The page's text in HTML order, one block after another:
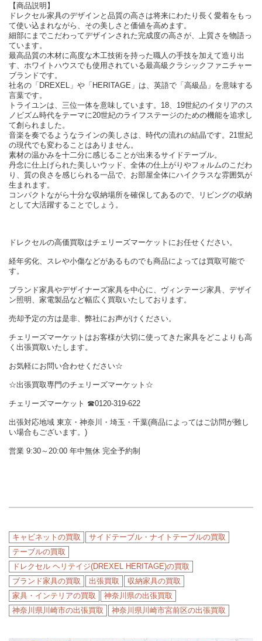
【商品説明】
ドレクセル家具のデザインと品質の高さは将来にわたり長く愛着をもっ
て使い込まれながら、その美しさと価値を高めます。
細部にまでこだわってデザインされた完成度の高さが、上質さを物語っ
ています。
最高品質の木材に高度な木工技術を持った職人の手技を加えて造り出
す、ホワイトハウスでも使用されている最高級クラシックファニチャー
ブランドです。
社名の「DREXEL」や「HERITAGE」は、英語で「高級品」を意味する
言葉です。
トライユンは、三位一体を意味しています。18、19世紀のイタリアのス
ノビズム時代をテーマに20世紀のライフステージのための機能を追求し
て創られました。
音楽を奏でるようなラインの美しさは、時代の流れの結晶です。21世紀
の現代でも変わることはありません。
素材の温かみを十二分に感じることが出来るサイドテーブル。
丹念に仕上げられた美しいウッド、全体の仕上がりやフォルムのこだわ
り、質の良さを感じられる一品で、お部屋全体にハイクラスな雰囲気が
生まれます。
コンパクトながら十分な収納場所を確保してあるので、リビングの収納
として大活躍することでしょう。
ドレクセルの高価買取はチェリーズマーケットにお任せください。
経年劣化、スレや小傷などがあるものでも商品によっては買取可能で
す。
ブランド家具やデザイナーズ家具を中心に、ヴィンテージ家具、デザイ
ン照明、家電製品など幅広く買取いたしております。
売却予定の方は是非、弊社にお声がけください。
チェリーズマーケットはお客様が大切に使ってきた家具をどこよりも高
く出張買取いたします。
お気軽にお問い合わせください☆
☆出張買取専門のチェリーズマーケット☆
チェリーズマーケット ☎︎0120-319-622
出張対応地域 東京・神奈川・埼玉・千葉(商品によってはご訪問が難し
い場合もございます。)
営業 9:30～20:00 年中無休 完全予約制
キャビネットの買取
サイドテーブル・ナイトテーブルの買取
テーブルの買取
ドレクセル ヘリテイジ(DREXEL HERITAGE)の買取
ブランド家具の買取
出張買取
収納家具の買取
家具・インテリアの買取
神奈川県の出張買取
神奈川県川崎市の出張買取
神奈川県川崎市宮前区の出張買取